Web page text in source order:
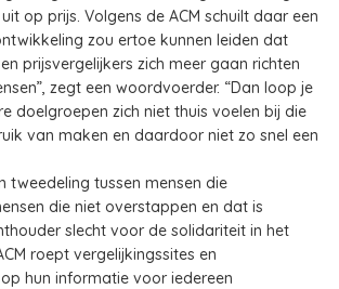
op prijs. Volgens de ACM schuilt daar een
zou ertoe kunnen leiden dat
prijsvergelijkers zich meer gaan richten
zegt een woordvoerder. “Dan loop je
doelgroepen zich niet thuis voelen bij die
van maken en daardoor niet zo snel een
tweedeling tussen mensen die
die niet overstappen en dat is
slecht voor de solidariteit in het
roept vergelijkingssites en
hun informatie voor iedereen